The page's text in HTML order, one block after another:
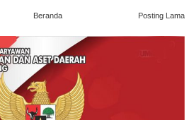
Posting Lama
Beranda